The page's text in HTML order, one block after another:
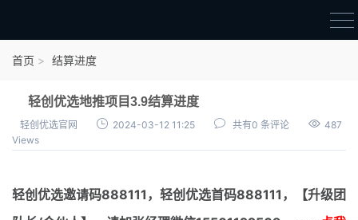
结算进度
团队长扶持
充场项目报价
首页 结算进度
轻创优选地推项目3.9结算进度
轻创优选官网 2024-03-12 11:25 共有0 条评论
487
Views
轻创优选邀请码888111， 轻创优选首码888111，【升级团